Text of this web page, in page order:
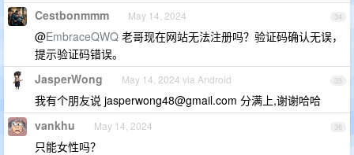
34
Cestbonmmm May 14, 2024
@EmbraceQWQ 老哥现在网站无法注册吗？验证码确认无误，
提示验证码错误。
35
JasperWong May 14, 2024 via Android
我有个朋友说 jasperwong48@gmail.com 分满上,谢谢哈哈
36
vankhu May 14, 2024
只能女性吗？